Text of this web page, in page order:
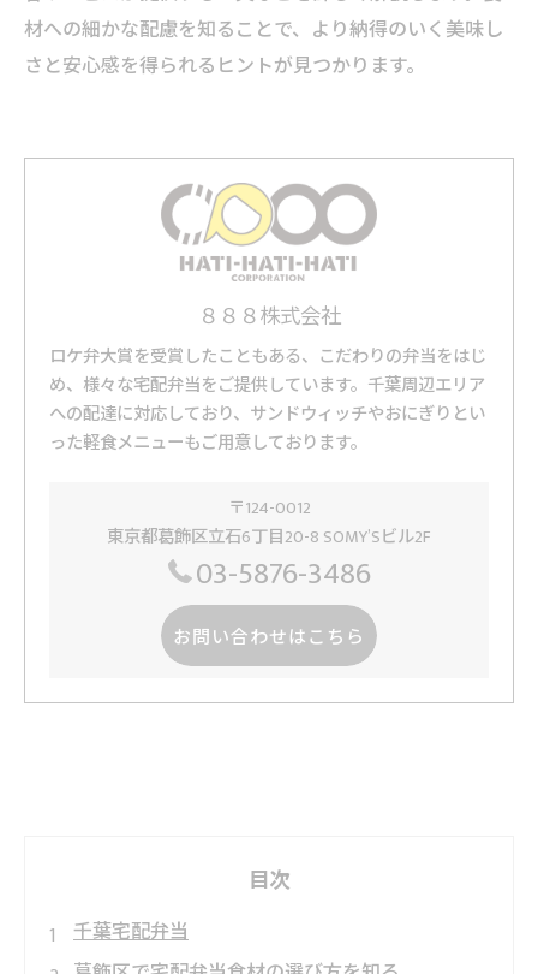
材への細かな配慮を知ることで、より納得のいく美味し
さと安心感を得られるヒントが見つかります。
８８８株式会社
ロケ弁大賞を受賞したこともある、こだわりの弁当をはじ
め、様々な宅配弁当をご提供しています。千葉周辺エリア
への配達に対応しており、サンドウィッチやおにぎりとい
った軽食メニューもご用意しております。
〒124-0012
東京都葛飾区立石6丁目20-8 SOMY’Sビル2F
03-5876-3486
お問い合わせはこちら
目次
千葉宅配弁当